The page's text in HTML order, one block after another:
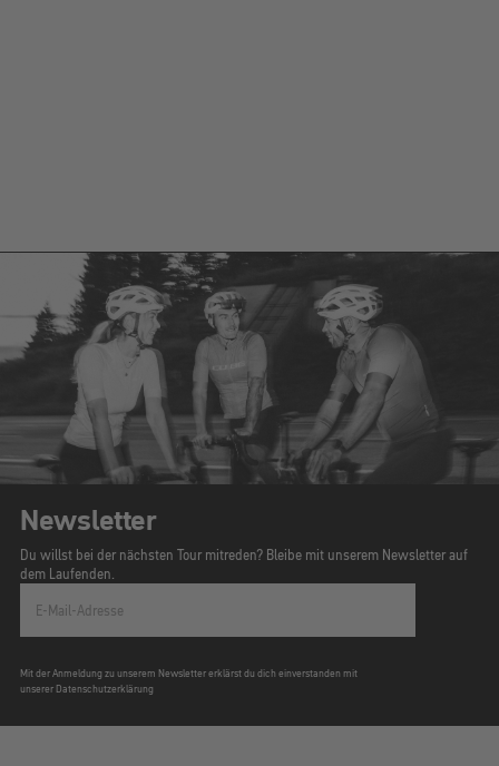
Newsletter
Du willst bei der nächsten Tour mitreden? Bleibe mit unserem Newsletter auf
dem Laufenden.
E-Mail-Adresse
Mit der Anmeldung zu unserem Newsletter erklärst du dich einverstanden mit
unserer Datenschutzerklärung